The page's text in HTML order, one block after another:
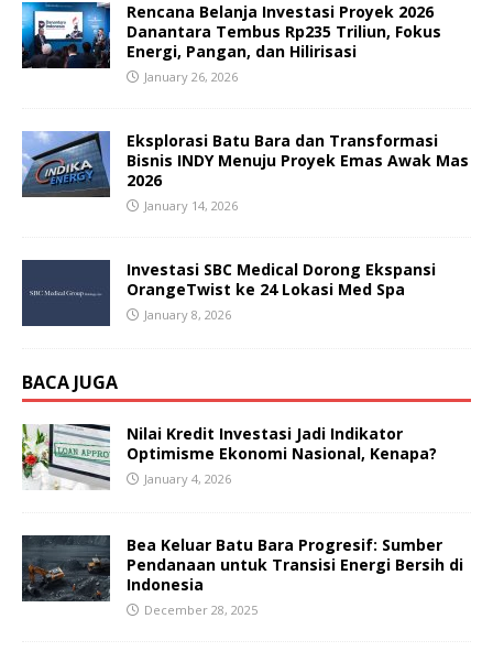
Rencana Belanja Investasi Proyek 2026
Danantara Tembus Rp235 Triliun, Fokus
Energi, Pangan, dan Hilirisasi
January 26, 2026
Eksplorasi Batu Bara dan Transformasi
Bisnis INDY Menuju Proyek Emas Awak Mas
2026
January 14, 2026
Investasi SBC Medical Dorong Ekspansi
OrangeTwist ke 24 Lokasi Med Spa
January 8, 2026
BACA JUGA
Nilai Kredit Investasi Jadi Indikator
Optimisme Ekonomi Nasional, Kenapa?
January 4, 2026
Bea Keluar Batu Bara Progresif: Sumber
Pendanaan untuk Transisi Energi Bersih di
Indonesia
December 28, 2025